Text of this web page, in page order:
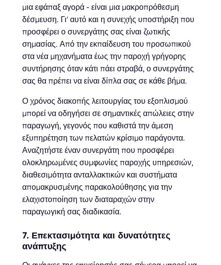
μια εφάπαξ αγορά - είναι μια μακροπρόθεσμη
δέσμευση. Γι' αυτό και η συνεχής υποστήριξη που
προσφέρει ο συνεργάτης σας είναι ζωτικής
σημασίας. Από την εκπαίδευση του προσωπικού
στα νέα μηχανήματα έως την παροχή γρήγορης
συντήρησης όταν κάτι πάει στραβά, ο συνεργάτης
σας θα πρέπει να είναι δίπλα σας σε κάθε βήμα.
Ο χρόνος διακοπής λειτουργίας του εξοπλισμού
μπορεί να οδηγήσει σε σημαντικές απώλειες στην
παραγωγή, γεγονός που καθιστά την άμεση
εξυπηρέτηση των πελατών κρίσιμο παράγοντα.
Αναζητήστε έναν συνεργάτη που προσφέρει
ολοκληρωμένες συμφωνίες παροχής υπηρεσιών,
διαθεσιμότητα ανταλλακτικών και συστήματα
απομακρυσμένης παρακολούθησης για την
ελαχιστοποίηση των διαταραχών στην
παραγωγική σας διαδικασία.
7. Επεκτασιμότητα και δυνατότητες
ανάπτυξης